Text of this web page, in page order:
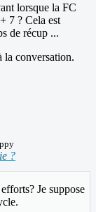
lorsque la FC
7 ? Cela est
de récup ...
la conversation.
?
Je suppose